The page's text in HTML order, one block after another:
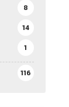
116
8
14
1